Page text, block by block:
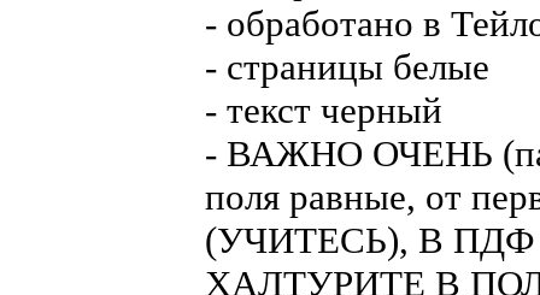
- обработано в
- страницы белые
- текст черный
- ВАЖНО ОЧЕНЬ
поля равные, от
(УЧИТЕСЬ), В
ХАЛТУРИТЕ В